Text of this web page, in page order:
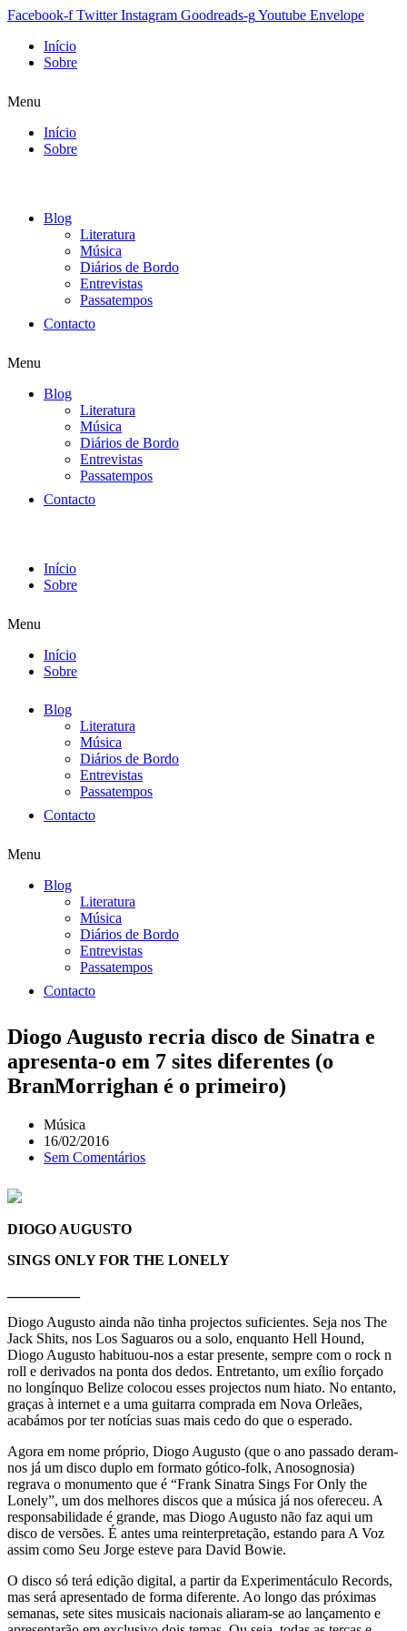
Facebook-f Twitter Instagram Goodreads-gYoutube Envelope
Início
Sobre
Menu
Início
Sobre
Blog
Literatura
Música
Diários de Bordo
Entrevistas
Passatempos
Contacto
Menu
Blog
Literatura
Música
Diários de Bordo
Entrevistas
Passatempos
Contacto
Início
Sobre
Menu
Início
Sobre
Blog
Literatura
Música
Diários de Bordo
Entrevistas
Passatempos
Contacto
Menu
Blog
Literatura
Música
Diários de Bordo
Entrevistas
Passatempos
Contacto
Diogo Augusto recria disco de Sinatra e
apresenta-o em 7 sites diferentes (o
BranMorrighan é o primeiro)
Música
16/02/2016
Sem Comentários
DIOGO AUGUSTO
SINGS ONLY FOR THE LONELY
Diogo Augusto ainda não tinha projectos suficientes. Seja nos The
Jack Shits, nos Los Saguaros ou a solo, enquanto Hell Hound,
Diogo Augusto habituou-nos a estar presente, sempre com o rock n
roll e derivados na ponta dos dedos. Entretanto, um exílio forçado
no longínquo Belize colocou esses projectos num hiato. No entanto,
graças à internet e a uma guitarra comprada em Nova Orleães,
acabámos por ter notícias suas mais cedo do que o esperado.
Agora em nome próprio, Diogo Augusto (que o ano passado deram-
nos já um disco duplo em formato gótico-folk, Anosognosia)
regrava o monumento que é “Frank Sinatra Sings For Only the
Lonely”, um dos melhores discos que a música já nos ofereceu. A
responsabilidade é grande, mas Diogo Augusto não faz aqui um
disco de versões. É antes uma reinterpretação, estando para A Voz
assim como Seu Jorge esteve para David Bowie.
O disco só terá edição digital, a partir da Experimentáculo Records,
mas será apresentado de forma diferente. Ao longo das próximas
semanas, sete sites musicais nacionais aliaram-se ao lançamento e